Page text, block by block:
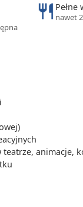
Pełne
nawet
animacje,